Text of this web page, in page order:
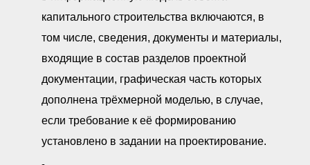
капитального строительства включаются, в
том числе, сведения, документы и материалы,
входящие в состав разделов проектной
документации, графическая часть которых
дополнена трёхмерной моделью, в случае,
если требование к её формированию
установлено в задании на проектирование.